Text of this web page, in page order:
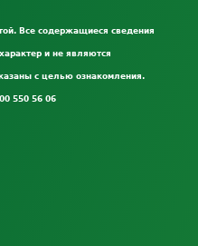
Все содержащиеся сведения
и не являются
с целью ознакомления.
550 56 06